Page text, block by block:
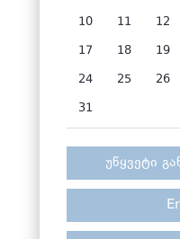
10 11 12
17 18 19
24 25 26
31
უწყვეტი